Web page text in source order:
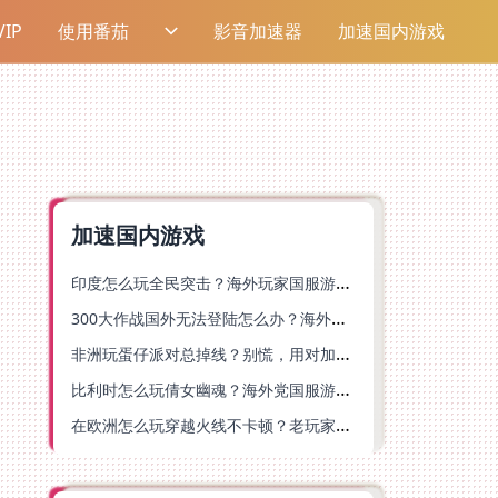
使用番茄 影音加速器 加速国内游戏
加速国内游戏
印度怎么玩全民突击？海外玩家国服游戏加速器终极指南（附原神延迟优化+精灵之境加速器选择）
300大作战国外无法登陆怎么办？海外玩家国服畅玩终极指南（附实测推荐）
非洲玩蛋仔派对总掉线？别慌，用对加速器就能丝滑开跑！
比利时怎么玩倩女幽魂？海外党国服游戏加速避坑指南（附实测推荐）
在欧洲怎么玩穿越火线不卡顿？老玩家亲测有效的加速器选择指南